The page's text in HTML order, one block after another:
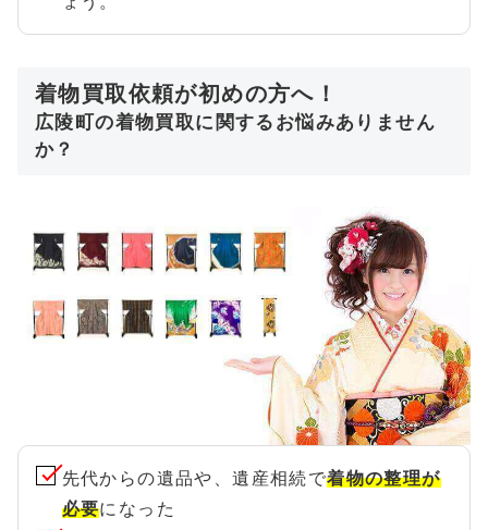
着物買取依頼が初めの方へ！
広陵町の着物買取に関するお悩みありません
か？
先代からの遺品や、遺産相続で着物の整理が
必要になった